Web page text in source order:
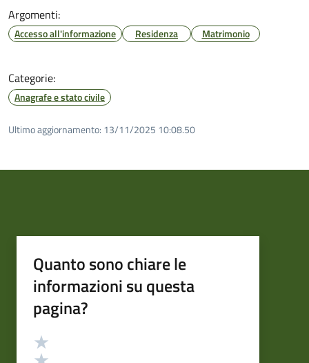
Argomenti:
Accesso all'informazione Residenza Matrimonio
Categorie:
Anagrafe e stato civile
Ultimo aggiornamento: 13/11/2025 10:08.50
Quanto sono chiare le
informazioni su questa
pagina?
Valutazione